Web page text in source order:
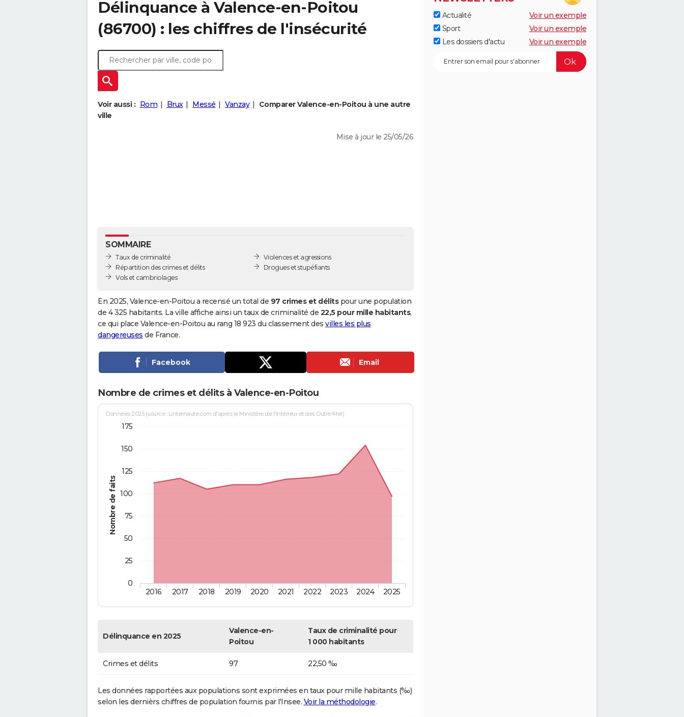
Délinquance à Valence-en-Poitou
(86700) : les chiffres de l'insécurité
Voir aussi : Rom Brux Messé Vanzay
Comparer Valence-en-Poitou à une autre
ville
Mise à jour le 25/05/26
SOMMAIRE
Taux de criminalité
Répartition des crimes et délits
Vols et cambriolages
Violences et agressions
Drogues et stupéfiants
En 2025, Valence-en-Poitou a recensé un total de 97 crimes et délitspour une population
de 4 325 habitants. La ville affiche ainsi un taux de criminalité de 22,5 pour mille habitants,
ce qui place Valence-en-Poitou au rang 18 923 du classement des villes les plus
dangereuses de France.
Facebook Email
Nombre de crimes et délits à Valence-en-Poitou
Nombre de faits
Données 2025 (source : Linternaute.com d'après le Ministère de l'Intérieur et des Outre-Mer)
2016 2017 2018 2019 2020 2021 2022 2023 2024 2025
0
25
50
75
100
125
150
175
Délinquance en 2025
Valence-en-
Poitou
Taux de criminalité pour
1 000 habitants
Crimes et délits 97 22,50 ‰
Les données rapportées aux populations sont exprimées en taux pour mille habitants (‰)
selon les dernièrs chiffres de population fournis par l'Insee. Voir la méthodologie.
Actualité
Voir un exemple
Sport
Voir un exemple
Les dossiers d'actu
Voir un exemple